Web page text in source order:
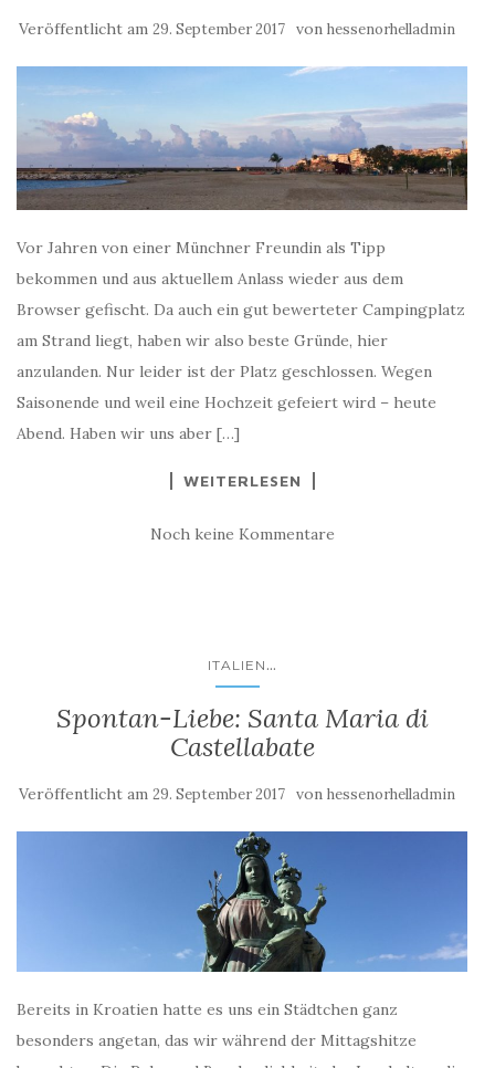
Veröffentlicht am 29. September 2017 von hessenorhelladmin
Vor Jahren von einer Münchner Freundin als Tipp
bekommen und aus aktuellem Anlass wieder aus dem
Browser gefischt. Da auch ein gut bewerteter Campingplatz
am Strand liegt, haben wir also beste Gründe, hier
anzulanden. Nur leider ist der Platz geschlossen. Wegen
Saisonende und weil eine Hochzeit gefeiert wird – heute
Abend. Haben wir uns aber […]
WEITERLESEN
Noch keine Kommentare
ITALIEN ...
Spontan-Liebe: Santa Maria di
Castellabate
Veröffentlicht am 29. September 2017 von hessenorhelladmin
Bereits in Kroatien hatte es uns ein Städtchen ganz
besonders angetan, das wir während der Mittagshitze